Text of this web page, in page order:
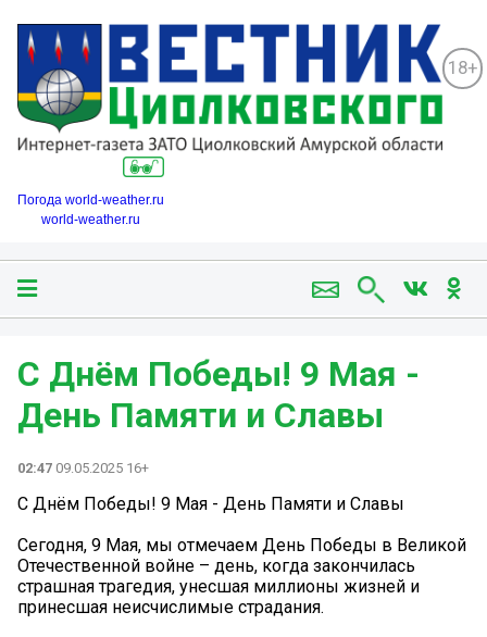
18+
Погода world-weather.ru
world-weather.ru
С Днём Победы! 9 Мая -
День Памяти и Славы
02:47 09.05.2025 16+
С Днём Победы! 9 Мая - День Памяти и Славы
Сегодня, 9 Мая, мы отмечаем День Победы в Великой
Отечественной войне – день, когда закончилась
страшная трагедия, унесшая миллионы жизней и
принесшая неисчислимые страдания.